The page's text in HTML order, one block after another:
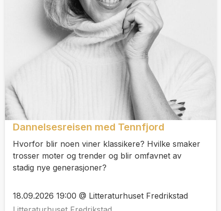
Dannelsesreisen med Tennfjord
Hvorfor blir noen viner klassikere? Hvilke smaker
trosser moter og trender og blir omfavnet av
stadig nye generasjoner?
18.09.2026 19:00 @ Litteraturhuset Fredrikstad